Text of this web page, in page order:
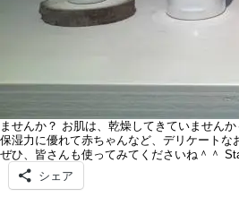
ませんか？ お肌は、乾燥してきていませんか
保湿力に優れて赤ちゃんなど、デリケート
ぜひ、皆さんも使ってみてくださいね＾＾
シェア